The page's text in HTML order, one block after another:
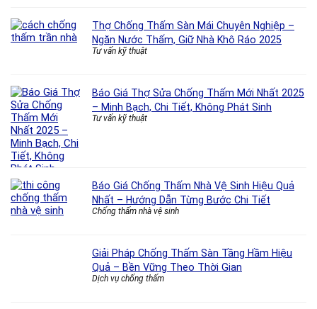
Thợ Chống Thấm Sàn Mái Chuyên Nghiệp –
Ngăn Nước Thấm, Giữ Nhà Khô Ráo 2025
Tư vấn kỹ thuật
Báo Giá Thợ Sửa Chống Thấm Mới Nhất 2025
– Minh Bạch, Chi Tiết, Không Phát Sinh
Tư vấn kỹ thuật
Báo Giá Chống Thấm Nhà Vệ Sinh Hiệu Quả
Nhất – Hướng Dẫn Từng Bước Chi Tiết
Chống thấm nhà vệ sinh
Giải Pháp Chống Thấm Sàn Tầng Hầm Hiệu
Quả – Bền Vững Theo Thời Gian
Dịch vụ chống thấm